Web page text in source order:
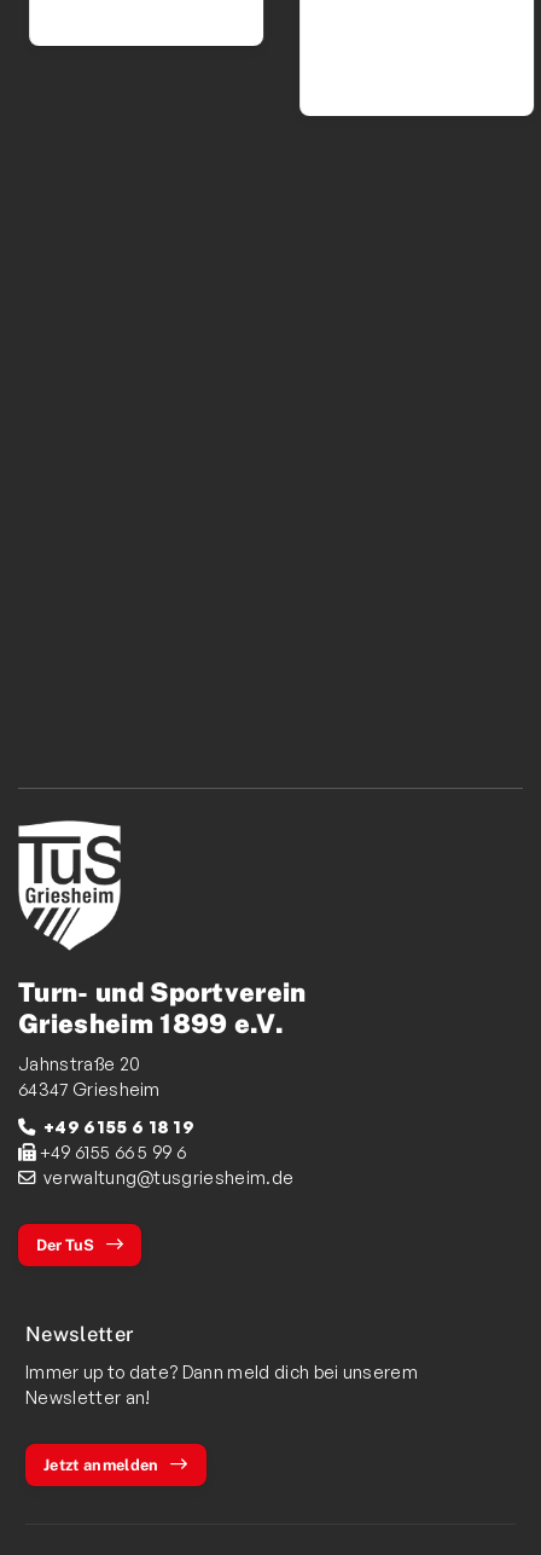
Turn- und Sportverein
Griesheim 1899 e.V.
Jahnstraße 20
64347 Griesheim
+49 6155 6 18 19
+49 6155 66 5 99 6
verwaltung@tusgriesheim.de
Der TuS
Newsletter
Immer up to date? Dann meld dich bei unserem
Newsletter an!
Jetzt anmelden